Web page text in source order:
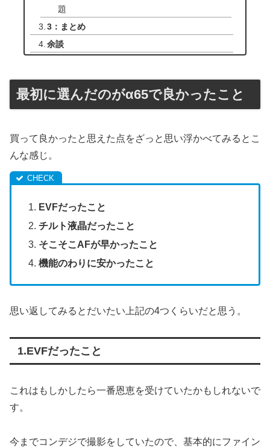
題
3：まとめ
余談
最初に選んだのがα65で良かったこと
買って良かったと思えた点をざっと思い浮かべてみるとこ
んな感じ。
EVFだったこと
チルト液晶だったこと
そこそこAFが早かったこと
機能のわりに安かったこと
思い返してみるとだいたい上記の4つくらいだと思う。
1.EVFだったこと
これはもしかしたら一番恩恵を受けていたかもしれないで
す。
今までコンデジで撮影をしていたので、基本的にファイン